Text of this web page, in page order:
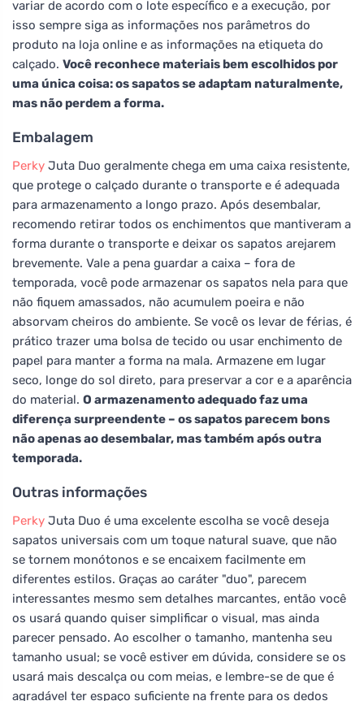
variar de acordo com o lote específico e a execução, por
isso sempre siga as informações nos parâmetros do
produto na loja online e as informações na etiqueta do
calçado. Você reconhece materiais bem escolhidos por
uma única coisa: os sapatos se adaptam naturalmente,
mas não perdem a forma.
Embalagem
Perky Juta Duo geralmente chega em uma caixa resistente,
que protege o calçado durante o transporte e é adequada
para armazenamento a longo prazo. Após desembalar,
recomendo retirar todos os enchimentos que mantiveram a
forma durante o transporte e deixar os sapatos arejarem
brevemente. Vale a pena guardar a caixa – fora de
temporada, você pode armazenar os sapatos nela para que
não fiquem amassados, não acumulem poeira e não
absorvam cheiros do ambiente. Se você os levar de férias, é
prático trazer uma bolsa de tecido ou usar enchimento de
papel para manter a forma na mala. Armazene em lugar
seco, longe do sol direto, para preservar a cor e a aparência
do material. O armazenamento adequado faz uma
diferença surpreendente – os sapatos parecem bons
não apenas ao desembalar, mas também após outra
temporada.
Outras informações
Perky Juta Duo é uma excelente escolha se você deseja
sapatos universais com um toque natural suave, que não
se tornem monótonos e se encaixem facilmente em
diferentes estilos. Graças ao caráter "duo", parecem
interessantes mesmo sem detalhes marcantes, então você
os usará quando quiser simplificar o visual, mas ainda
parecer pensado. Ao escolher o tamanho, mantenha seu
tamanho usual; se você estiver em dúvida, considere se os
usará mais descalça ou com meias, e lembre-se de que é
agradável ter espaço suficiente na frente para os dedos